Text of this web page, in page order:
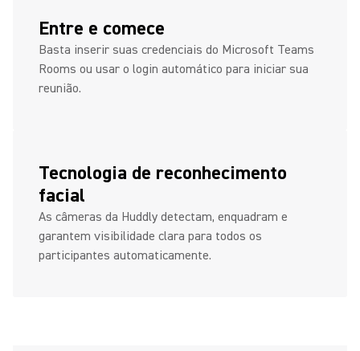
Entre e comece
Basta inserir suas credenciais do Microsoft Teams
Rooms ou usar o login automático para iniciar sua
reunião.
Tecnologia de reconhecimento
facial
As câmeras da Huddly detectam, enquadram e
garantem visibilidade clara para todos os
participantes automaticamente.